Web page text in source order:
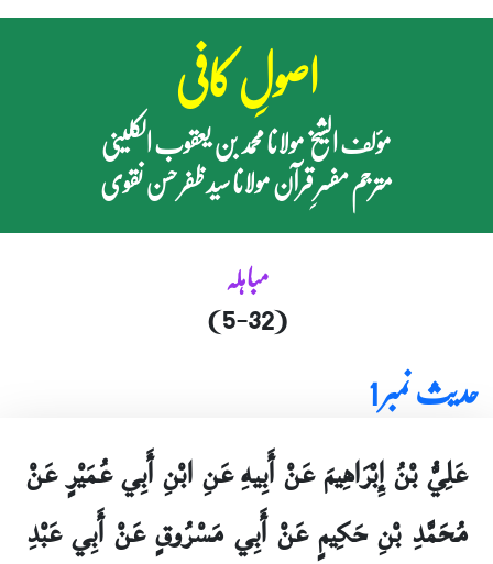
اصولِ کافی
مؤلف الشیخ مولانا محمد بن یعقوب الکلینی
مترجم مفسرِ قرآن مولانا سید ظفر حسن نقوی
مباہلہ
(5-32)
حدیث نمبر 1
عَلِيُّ بْنُ إِبْرَاهِيمَ عَنْ أَبِيهِ عَنِ ابْنِ أَبِي عُمَيْرٍ عَنْ
مُحَمَّدِ بْنِ حَكِيمٍ عَنْ أَبِي مَسْرُوقٍ عَنْ أَبِي عَبْدِ